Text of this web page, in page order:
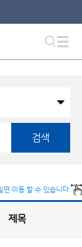
검색
면 이동 할 수 있습니다.
제목